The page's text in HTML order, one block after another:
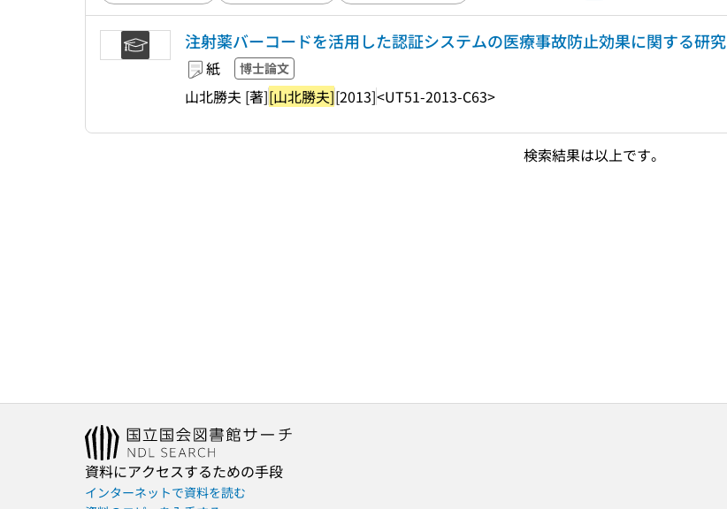
注射薬バーコードを活用した認証システムの医療事故防止効果に関する研究
紙 博士論文
山北勝夫 [著][山北勝夫][2013]<UT51-2013-C63>
検索結果は以上です。
資料にアクセスするための手段
インターネットで資料を読む